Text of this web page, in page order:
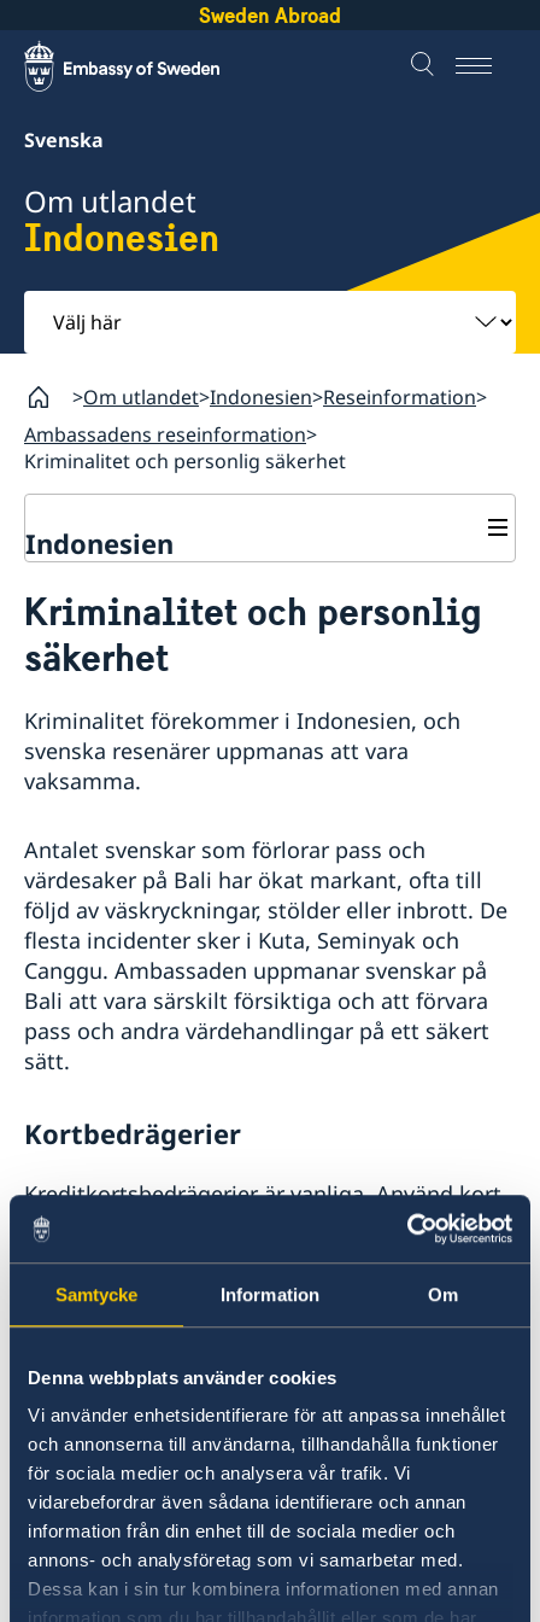
Samtycke Information Om
Denna webbplats använder cookies
Vi använder enhetsidentifierare för att anpassa innehållet
och annonserna till användarna, tillhandahålla funktioner
för sociala medier och analysera vår trafik. Vi
vidarebefordrar även sådana identifierare och annan
information från din enhet till de sociala medier och
annons- och analysföretag som vi samarbetar med.
Dessa kan i sin tur kombinera informationen med annan
Sweden Abroad
Svenska
Om utlandet
Indonesien
Välj
här
Om utlandet Indonesien Reseinformation
Ambassadens reseinformation
Kriminalitet och personlig säkerhet
Indonesien
Hjälp till svenskar i Indonesien
Rösta i Indonesien
Larmcentraler
Sjuk eller råkat ut för en olycka
Stulet eller förlorat bank-/kreditkort
Ekonomiskt nödställd
Pass i Indonesien
Förlust av pass
Förnyelse av pass
Samordningsnummer
Ansökan om pass för minderårig
Medborgarskap
Registrera nyfödd utomlands
Utredning av svenskt medborgarskap
Körkort
Legaliseringar och intyg
Levnadsintyg
Arv i internationella situationer i Indonesien
Frihetsberövad i Indonesien
Internetbedrägeri
Reseinformation
Aktuella händelser
Allmänna säkerhetsläget
Terrorism
In- och utresebestämmelser
Hälso- och sjukvård
Lokala lagar och sedvänjor
Kriminalitet och personlig säkerhet
Trafiksäkerhet
Resa i landet
Handel mellan Sverige och Indonesien
Sweden-Indonesia Sustainability Partnership
Kriminalitet och personlig
säkerhet
Kriminalitet förekommer i Indonesien, och
svenska resenärer uppmanas att vara
vaksamma.
Antalet svenskar som förlorar pass och
värdesaker på Bali har ökat markant, ofta till
följd av väskryckningar, stölder eller inbrott. De
flesta incidenter sker i Kuta, Seminyak och
Canggu. Ambassaden uppmanar svenskar på
Bali att vara särskilt försiktiga och att förvara
pass och andra värdehandlingar på ett säkert
sätt.
Kortbedrägerier
Kreditkortsbedrägerier är vanliga. Använd kort
endast på större, etablerade hotell,
restauranger och butiker. Lämna aldrig kortet
utan uppsikt. På mindre ställen förekommer
skimming, där kortuppgifter kopieras med
bankomater är särskilt vanliga på Bali.
Kontanter kan vara ett säkrare alternativ i
mindre verksamheter.
Säker taxitrafik
Använd endast taxi från välrenommerade
bolag. Ambassaden rekommenderar